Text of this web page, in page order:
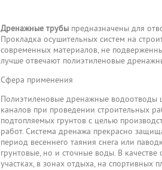
Дренажные трубы предназначены для
Прокладка осушительных систем на
современных материалов, не
лучше отвечают полиэтиленовые
Сфера применения
Полиэтиленовые дренажные водоотводы
каналов при проведении строительных
подтопляемых грунтов с целью
работ. Система дренажа прекрасно
период весеннего таяния снега или
грунтовые, но и сточные воды. В
участках, в зонах отдыха, на спортивных